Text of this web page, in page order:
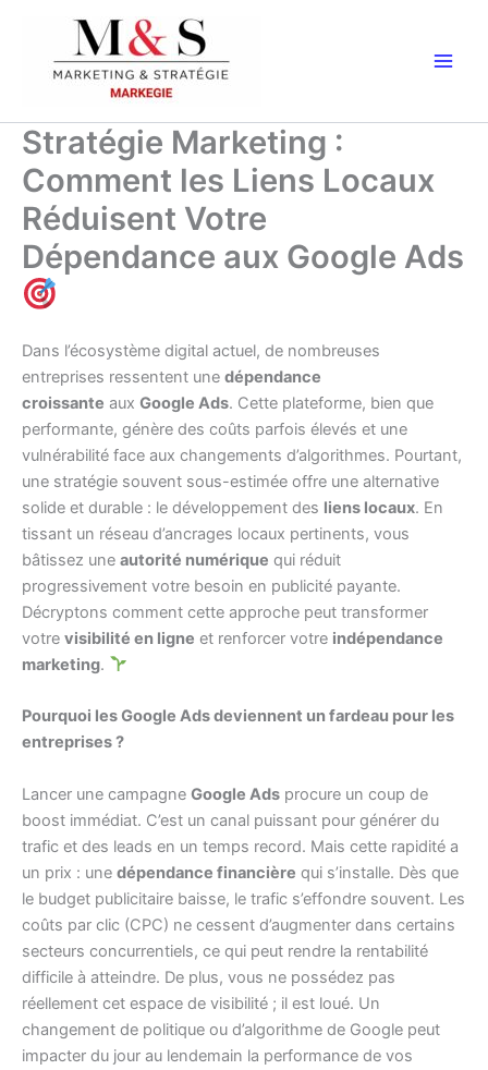
contenu
Stratégie Marketing :
Comment les Liens Locaux
Réduisent Votre
Dépendance aux Google Ads
Dans l’écosystème digital actuel, de nombreuses
entreprises ressentent une dépendance
croissante aux Google Ads. Cette plateforme, bien que
performante, génère des coûts parfois élevés et une
vulnérabilité face aux changements d’algorithmes. Pourtant,
une stratégie souvent sous-estimée offre une alternative
solide et durable : le développement des liens locaux. En
tissant un réseau d’ancrages locaux pertinents, vous
bâtissez une autorité numérique qui réduit
progressivement votre besoin en publicité payante.
Décryptons comment cette approche peut transformer
votre visibilité en ligne et renforcer votre indépendance
marketing.
Pourquoi les Google Ads deviennent un fardeau pour les
entreprises ?
Lancer une campagne Google Ads procure un coup de
boost immédiat. C’est un canal puissant pour générer du
trafic et des leads en un temps record. Mais cette rapidité a
un prix : une dépendance financière qui s’installe. Dès que
le budget publicitaire baisse, le trafic s’effondre souvent. Les
coûts par clic (CPC) ne cessent d’augmenter dans certains
secteurs concurrentiels, ce qui peut rendre la rentabilité
difficile à atteindre. De plus, vous ne possédez pas
réellement cet espace de visibilité ; il est loué. Un
changement de politique ou d’algorithme de Google peut
impacter du jour au lendemain la performance de vos